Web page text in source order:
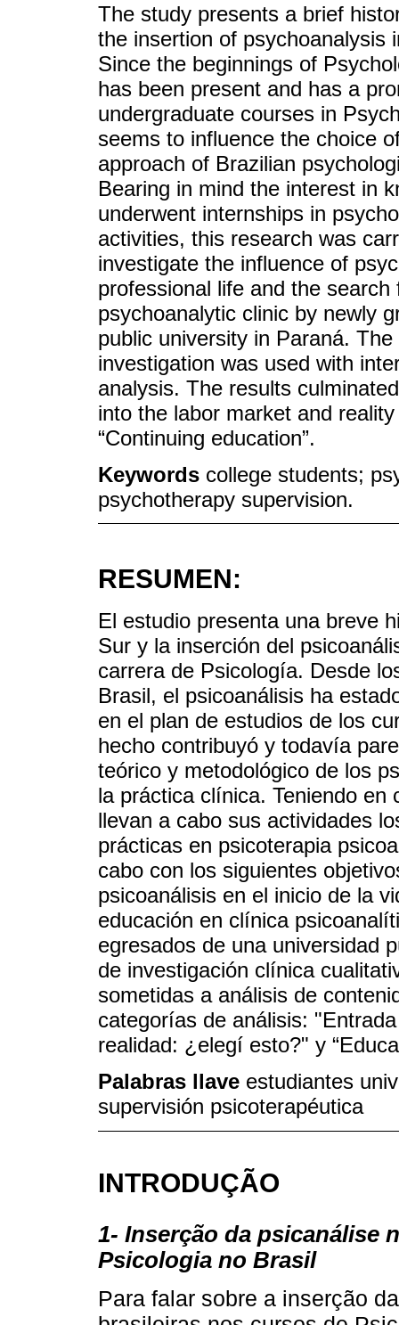
The study presents a brief
the insertion of psychoanalysis
Since the beginnings of
has been present and has a
undergraduate courses in
seems to influence the choice
approach of Brazilian
Bearing in mind the interest in
underwent internships in
activities, this research was
investigate the influence of
professional life and the
psychoanalytic clinic by newly
public university in Paraná.
investigation was used with
analysis. The results
into the labor market and
“Continuing education”.
Keywords college students;
psychotherapy supervision.
RESUMEN:
El estudio presenta una breve
Sur y la inserción del
carrera de Psicología. Desde
Brasil, el psicoanálisis ha
en el plan de estudios de los
hecho contribuyó y todavía
teórico y metodológico de los
la práctica clínica. Teniendo
llevan a cabo sus actividades
prácticas en psicoterapia
cabo con los siguientes
psicoanálisis en el inicio de la
educación en clínica
egresados de una universidad
de investigación clínica
sometidas a análisis de
categorías de análisis:
realidad: ¿elegí esto?" y
Palabras llave estudiantes
supervisión psicoterapéutica
INTRODUÇÃO
1- Inserção da psicanálise
Psicologia no Brasil
Para falar sobre a inserção